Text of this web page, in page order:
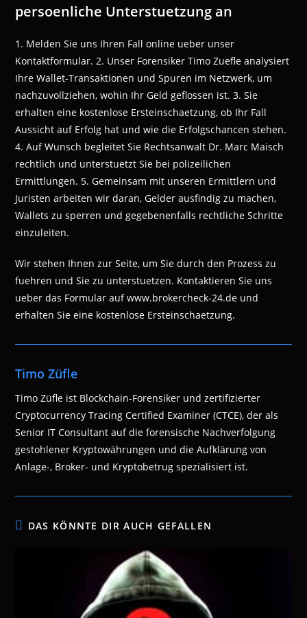
persoenliche Unterstuetzung an
1. Melden Sie uns Ihren Fall online ueber unser
Kontaktformular. 2. Unser Forensiker Timo Zuefle analysiert
Ihre Wallet-Transaktionen und Spuren im Netzwerk, um
nachzuvollziehen, wohin Ihr Geld geflossen ist. 3. Sie
erhalten eine kostenlose Ersteinschaetzung, ob Ihr Fall
Aussicht auf Erfolg hat und wie die Erfolgschancen stehen.
4. Auf Wunsch begleitet Sie Rechtsanwalt Dr. Marc Maisch
rechtlich und unterstuetzt Sie bei polizeilichen
Ermittlungen. 5. Gemeinsam mit unseren Ermittlern und
Juristen arbeiten wir daran, Gelder ausfindig zu machen,
Wallets zu sperren und gegebenenfalls rechtliche Schritte
einzuleiten.
Wir stehen Ihnen zur Seite, um Sie durch den Prozess zu
fuehren und Sie zu unterstuetzen. Kontaktieren Sie uns
ueber das Formular auf www.brokercheck-24.de und
erhalten Sie eine kostenlose Ersteinschaetzung.
Timo Züfle
Timo Züfle ist Blockchain-Forensiker und zertifizierter
Cryptocurrency Tracing Certified Examiner (CTCE), der als
Senior IT Consultant auf die forensische Nachverfolgung
gestohlener Kryptowährungen und die Aufklärung von
Anlage-, Broker- und Kryptobetrug spezialisiert ist.
DAS KÖNNTE DIR AUCH GEFALLEN